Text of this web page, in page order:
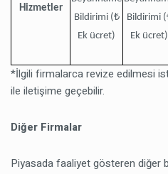
Hizmetler
Bildirimi (₺
Ek ücret)
Bildirimi
Ek ücret)
*İlgili firmalarca revize edilmesi
ile iletişime geçebilir.
Diğer Firmalar
Piyasada faaliyet gösteren diğer